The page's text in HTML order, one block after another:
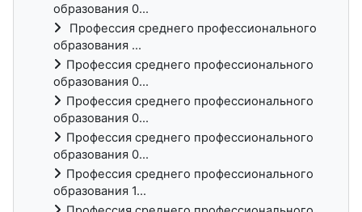
образования 0...
Профессия среднего профессионального
образования ...
Профессия среднего профессионального
образования 0...
Профессия среднего профессионального
образования 0...
Профессия среднего профессионального
образования 0...
Профессия среднего профессионального
образования 1...